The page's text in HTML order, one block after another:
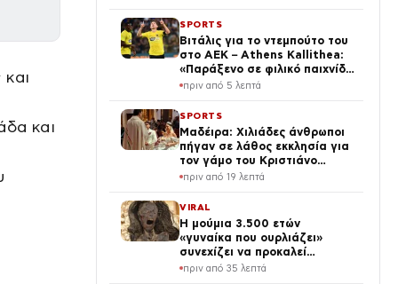
και
SPORTS
Βιτάλις για το ντεμπούτο του
στο ΑΕΚ – Athens Kallithea:
«Παράξενο σε φιλικό παιχνίδι
να παίζεις μπροστά σε 15.000
πριν από 5 λεπτά
SPORTS
Μαδέιρα: Χιλιάδες άνθρωποι
πήγαν σε λάθος εκκλησία για
τον γάμο του Κριστιάνο
Ρονάλντο και προκάλεσαν το
πριν από 19 λεπτά
VIRAL
Η μούμια 3.500 ετών
«γυναίκα που ουρλιάζει»
συνεχίζει να προκαλεί
ανατριχίλα
πριν από 35 λεπτά